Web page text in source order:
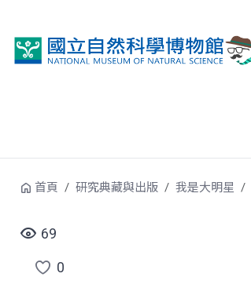
首頁 研究典藏與出版 我是大明星
69
點
0